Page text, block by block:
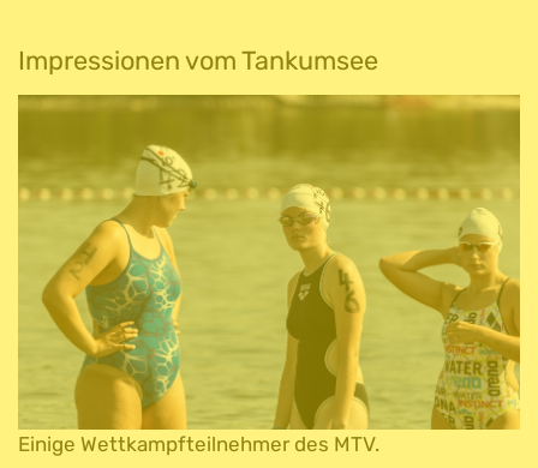
Impressionen vom Tankumsee
Einige Wettkampfteilnehmer des MTV.